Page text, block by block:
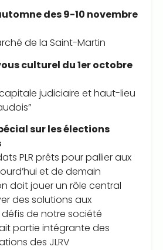
des 9-10 novembre
de la Saint-Martin
culturel du 1er octobre
judiciaire et haut-lieu
sur les élections
PLR prêts pour pallier aux
et de demain
doit jouer un rôle central
des solutions aux
de notre société
partie intégrante des
des JLRV